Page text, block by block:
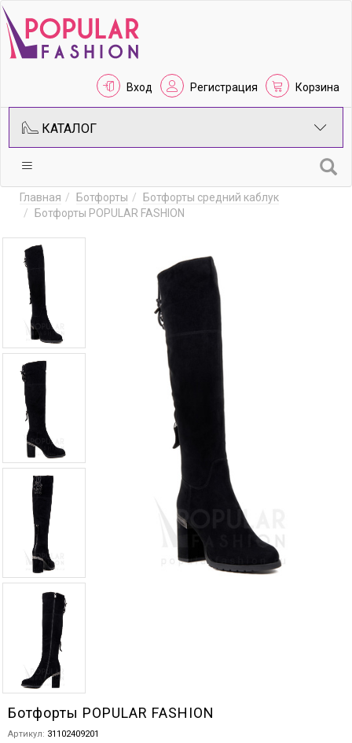
Вход Регистрация Корзина
КАТАЛОГ
Главная Ботфорты
Ботфорты средний каблук
Ботфорты POPULAR FASHION
Ботфорты POPULAR FASHION
Артикул: 31102409201